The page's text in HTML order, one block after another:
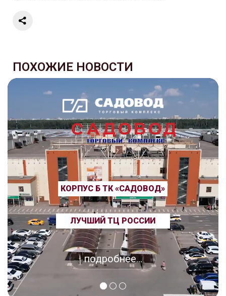
ПОХОЖИЕ НОВОСТИ
КОРПУС Б ТК «САДОВОД»
ЛУЧШИЙ ТЦ РОССИИ
подробнее...